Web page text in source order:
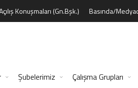
Konuşmaları (Gn.Bşk.) Basında/
Şubelerimiz Çalışma Grupları